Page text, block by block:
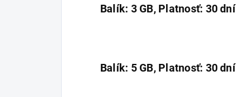
Balík: 3 GB, Platnosť: 30 dní
Balík: 5 GB, Platnosť: 30 dní